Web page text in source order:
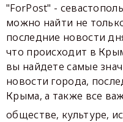
"ForPost" -
можно найти не
последние новости
что происходит в
вы найдете самые
новости города,
Крыма, а также все
обществе, культуре,